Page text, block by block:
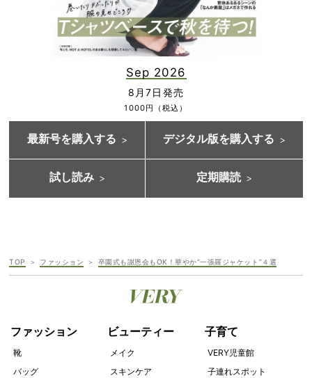
Sep 2026
8月7日発売
1000円（税込）
最新号を購入する デジタル版を購入する
試し読み 定期購読
TOP ファッション 卒園式も謝恩会もOK！華やか“一張羅ジャケット”４選
ファッション
靴
バッグ
ビューティー
メイク
スキンケア
子育て
VERY児童館
子連れスポット